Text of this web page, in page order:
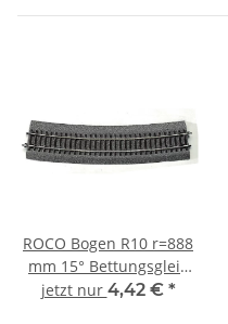
ROCO Bogen R10 r=888
mm 15° Bettungsgleis
RocoLine 42528 Spur H0
jetzt nur 4,42 € *